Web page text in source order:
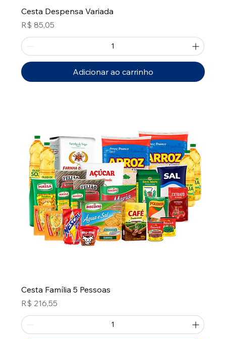
Cesta Despensa Variada
Preço
R$ 85,05
Adicionar ao carrinho
Cesta Família 5 Pessoas
Preço
R$ 216,55